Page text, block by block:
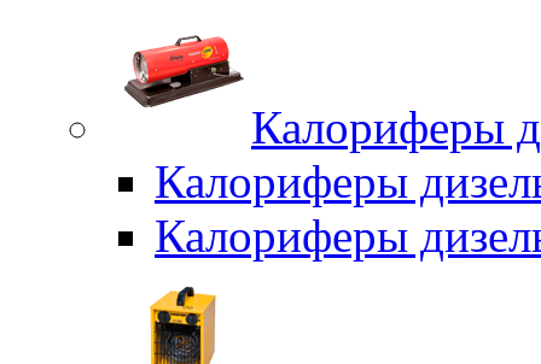
Калориферы
Калориферы
Калориферы